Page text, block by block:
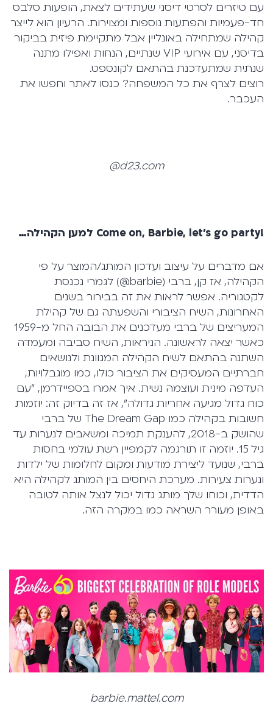
עם טיזרים לסרטי דיסני שעתידים לצאת, הופעות סלבס
חד-פעמיות והפתעות נוספות ומצוירות. הרעיון הוא לייצר
קהילה שמתחילה באונליין אבל מתקיימת פיזית בביקור
בדיסני, עם אירועי VIP שנתיים, הנחות ואפילו מתנה
שנתית שמתעדכנת בהתאם לקונספט.
רוצים לצרף את כל המשפחה? כנסו לאתר וחפשו את
העכבר.
d23.com@
!Come on, Barbie, let's go party למען הקהילה…
אם מדברים על עיצוב ועדכון המותג/המוצר על פי
הקהילה, אז קן, ברבי (barbie@) לגמרי נכנסת
לקטגוריה. אפשר לראות את זה בבירור בשנים
האחרונות, השיח הציבורי והשפעתה גם של קהילת
המעריצים של ברבי מעדכנים את הבובה החל מ-1959
כאשר יצאה לראשונה. הניראות, השיח סביבה ומעמדה
השתנה בהתאם לשיח הקהילה המגוונת ולנושאים
חברתיים המעסיקים את הציבור כולו, כמו מוגבלויות,
העדפה מינית ועוצמה נשית. איך אמרו בספיידרמן, "עם
כוח גדול מגיעה אחריות גדולה", אז זה בדיוק זה: יוזמות
חשובות בקהילה כמו The Dream Gap של ברבי
שהושק ב-2018, להענקת תמיכה ומשאבים לנערות עד
גיל 15. יוזמה זו תורגמה לקמפיין רשת עולמי בחסות
ברבי, שנועד ליצירת מודעות ומקום לחלומות של ילדות
ונערות צעירות. מערכת היחסים בין המותג לקהילה היא
הדדית, וכוחו שלך מותג גדול יכול לנצל אותה לטובה
באופן מעורר השראה כמו במקרה הזה.
barbie.mattel.com